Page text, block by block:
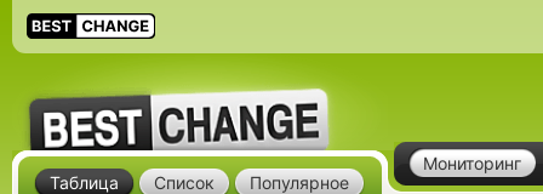
Мониторинг
Таблица Список Популярное